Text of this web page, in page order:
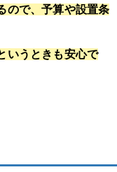
ので、予算や設置条
いうときも安心で